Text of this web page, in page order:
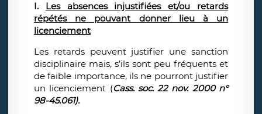
I. Les absences injustifiées et/ou retards
répétés ne pouvant donner lieu à un
licenciement
Les retards peuvent justifier une sanction
disciplinaire mais, s’ils sont peu fréquents et
de faible importance, ils ne pourront justifier
un licenciement (Cass. soc. 22 nov. 2000 n°
98-45.061).